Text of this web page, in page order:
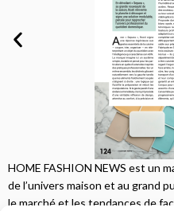
HOME FASHION NEWS est un
de l’univers maison et au grand
le marché et les tendances de